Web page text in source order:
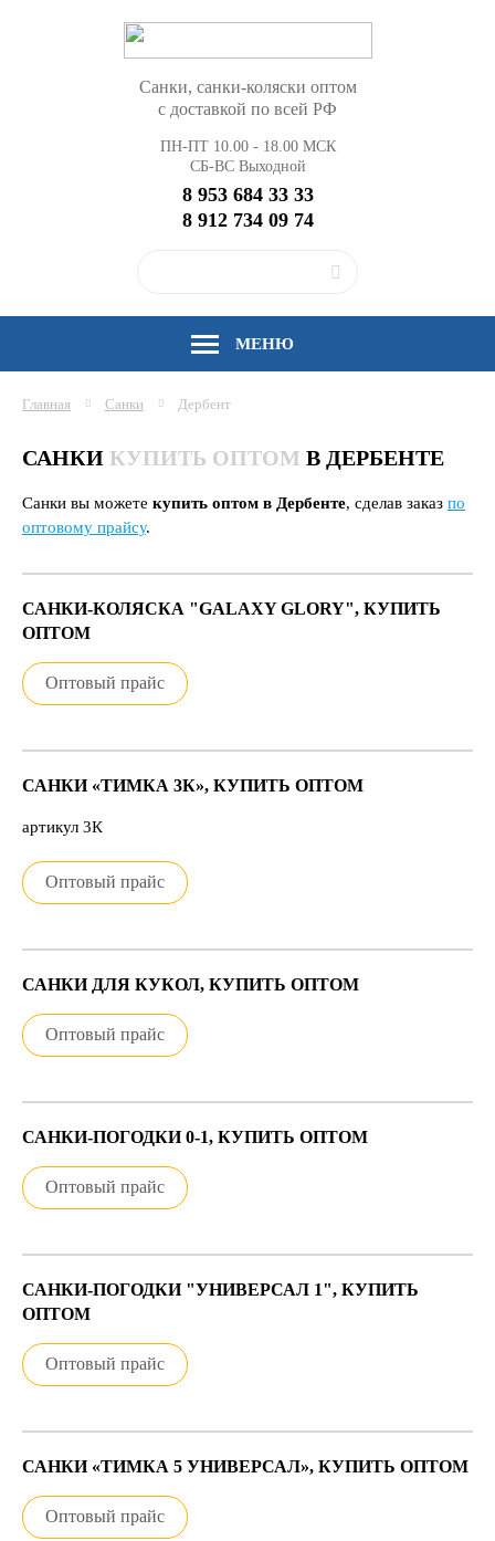
Санки, санки-коляски оптом
с доставкой по всей РФ
ПН-ПТ 10.00 - 18.00 МСК
СБ-ВС Выходной
8 953 684 33 33
8 912 734 09 74
МЕНЮ
Главная Санки Дербент
САНКИ КУПИТЬ ОПТОМ В ДЕРБЕНТЕ
Санки вы можете купить оптом в Дербенте, сделав заказ по
оптовому прайсу.
САНКИ-КОЛЯСКА "GALAXY GLORY", КУПИТЬ
ОПТОМ
Оптовый прайс
САНКИ «ТИМКА 3К», КУПИТЬ ОПТОМ
артикул 3К
Оптовый прайс
САНКИ ДЛЯ КУКОЛ, КУПИТЬ ОПТОМ
Оптовый прайс
САНКИ-ПОГОДКИ 0-1, КУПИТЬ ОПТОМ
Оптовый прайс
САНКИ-ПОГОДКИ "УНИВЕРСАЛ 1", КУПИТЬ
ОПТОМ
Оптовый прайс
САНКИ «ТИМКА 5 УНИВЕРСАЛ», КУПИТЬ ОПТОМ
Оптовый прайс